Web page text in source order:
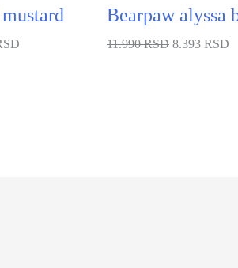
Bearpaw alyssa
11.990 RSD 8.393 RSD